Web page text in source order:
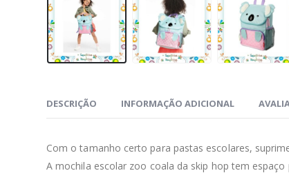
DESCRIÇÃO INFORMAÇÃO ADICIONAL
Com o tamanho certo para pastas escolares,
A mochila escolar zoo coala da skip hop tem